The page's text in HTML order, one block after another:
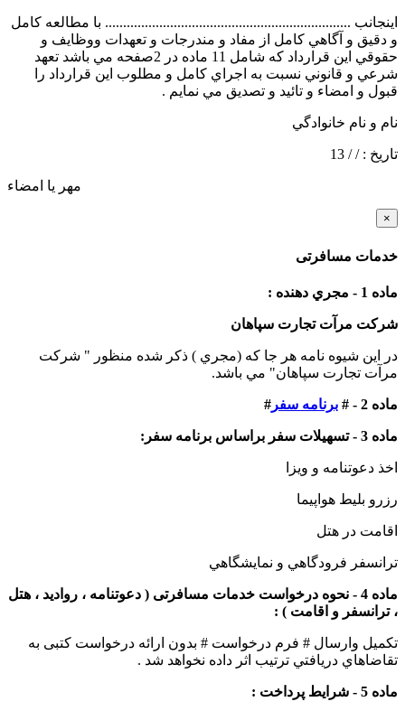
اينجانب .................................................................... با مطالعه كامل
و دقيق و آگاهي كامل از مفاد و مندرجات و تعهدات ووظايف و
حقوقي اين قرارداد كه شامل 11 ماده در 2صفحه مي باشد تعهد
شرعي و قانوني نسبت به اجراي كامل و مطلوب اين قرارداد را
قبول و امضاء و تائيد و تصديق مي نمايم .
نام و نام خانوادگي
تاريخ : / / 13
مهر یا امضاء
×
خدمات مسافرتی
ماده 1 - مجري دهنده :
شرکت مرآت تجارت سپاهان
در اين شيوه نامه هر جا كه (مجري ) ذكر شده منظور " شرکت
مرآت تجارت سپاهان" مي باشد.
ماده 2 - # برنامه سفر #
ماده 3 - تسهيلات سفر براساس برنامه سفر:
اخذ دعوتنامه و ويزا
رزرو بليط هواپيما
اقامت در هتل
ترانسفر فرودگاهي و نمايشگاهي
ماده 4 - نحوه درخواست خدمات مسافرتی ( دعوتنامه ، رواديد ، هتل
، ترانسفر و اقامت ) :
تکميل وارسال # فرم درخواست # بدون ارائه درخواست کتبی به
تقاضاهاي دريافتي ترتيب اثر داده نخواهد شد .
ماده 5 - شرايط پرداخت :